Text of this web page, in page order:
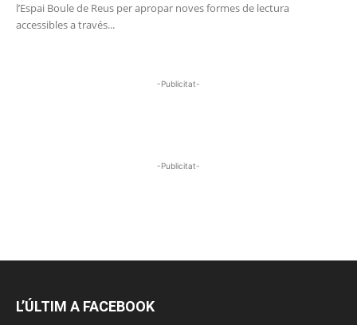
l’Espai Boule de Reus per apropar noves formes de lectura
accessibles a través...
-Publicitat-
-Publicitat-
L’ÚLTIM A FACEBOOK